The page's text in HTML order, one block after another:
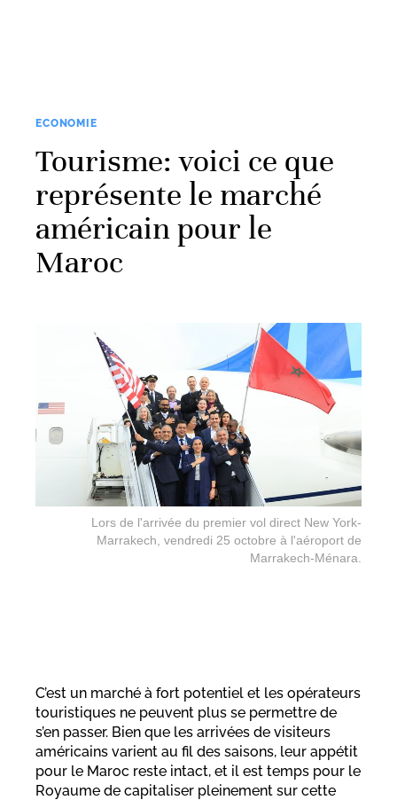
ECONOMIE
Tourisme: voici ce que
représente le marché
américain pour le
Maroc
Lors de l'arrivée du premier vol direct New York-
Marrakech, vendredi 25 octobre à l'aéroport de
Marrakech-Ménara.
C’est un marché à fort potentiel et les opérateurs
touristiques ne peuvent plus se permettre de
s’en passer. Bien que les arrivées de visiteurs
américains varient au fil des saisons, leur appétit
pour le Maroc reste intact, et il est temps pour le
Royaume de capitaliser pleinement sur cette